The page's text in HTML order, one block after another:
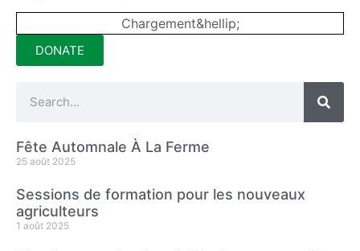
Chargement&hellip;
DONATE
Fête Automnale À La Ferme
25 août 2025
Sessions de formation pour les nouveaux
agriculteurs
1 août 2025